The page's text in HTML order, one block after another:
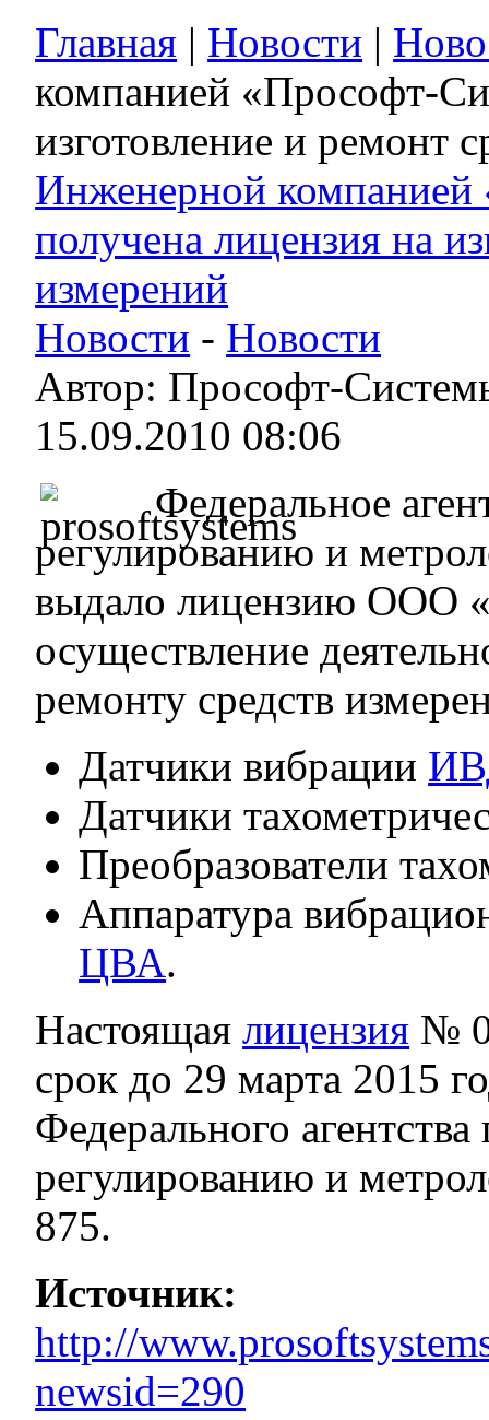
Главная | Новости |
компанией «Прософт-
изготовление и ремонт
Инженерной
получена лицензия на
измерений
Новости - Новости
Автор: Прософт-
15.09.2010 08:06
Федеральное
регулированию и
выдало лицензию ООО
осуществление
ремонту средств
Датчики вибрации
Датчики
Преобразователи
Аппаратура
ЦВА.
Настоящаялицензия №
срок до 29 марта 2015
Федерального
регулированию и
875.
Источник:
http://
newsid=290